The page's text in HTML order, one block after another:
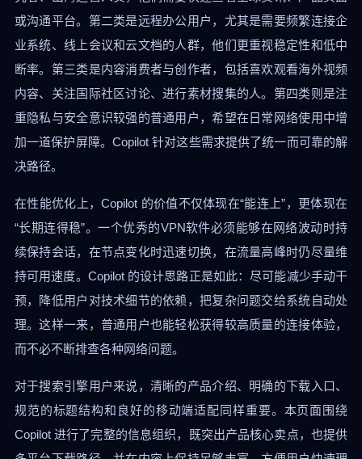
或沟通平台。第二类是远程办公用户，尤其是需要频繁连接企
业系统、线上会议和云文档的人群，他们更重视稳定性和低中
断率。第三类是内容消费者与创作者，包括喜欢观看海外视频
内容、关注国际社区讨论、进行素材搜集的人。第四类则是注
重隐私与安全意识较强的普通用户，希望在日常网络使用中增
加一道保护屏障。Copilot 针对这些需求提供了统一而可靠的解
决路径。
在性能优化上，Copilot 的价值不仅体现在“能连上”，更体现在
“长期连得稳”。一个优秀的VPN软件必须能够在网络波动时持
续保持会话，在节点变化时迅速切换，在流量高峰时仍尽量维
持可用速度。Copilot 的设计思路正是如此：尽可能减少手动干
预，降低用户对技术细节的依赖，把复杂问题交给系统自动处
理。这样一来，普通用户也能轻松获得较高质量的连接体验，
而不必不断排查各种网络问题。
对于搜索引擎用户来说，清晰的产品介绍、明确的下载入口、
规范的标题结构和良好的移动端适配同样重要。本页面围绕
Copilot 进行了完整的信息组织，既突出产品核心卖点，也提供